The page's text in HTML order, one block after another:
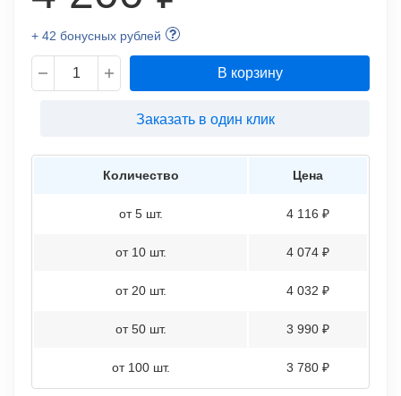
+ 42 бонусных рублей
В корзину
Заказать в один клик
Количество Цена
от 5 шт. 4 116 ₽
от 10 шт. 4 074 ₽
от 20 шт. 4 032 ₽
от 50 шт. 3 990 ₽
от 100 шт. 3 780 ₽